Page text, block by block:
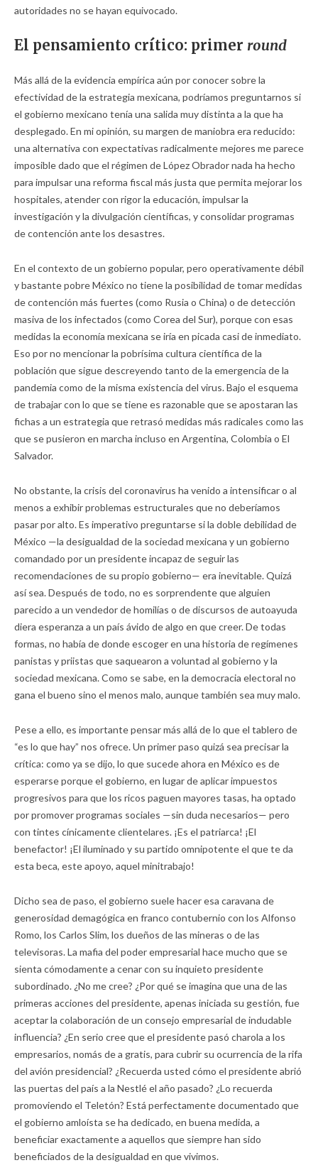
autoridades no se hayan equivocado.
El pensamiento crítico: primer round
Más allá de la evidencia empírica aún por conocer sobre la
efectividad de la estrategia mexicana, podríamos preguntarnos si
el gobierno mexicano tenía una salida muy distinta a la que ha
desplegado. En mi opinión, su margen de maniobra era reducido:
una alternativa con expectativas radicalmente mejores me parece
imposible dado que el régimen de López Obrador nada ha hecho
para impulsar una reforma fiscal más justa que permita mejorar los
hospitales, atender con rigor la educación, impulsar la
investigación y la divulgación científicas, y consolidar programas
de contención ante los desastres.
En el contexto de un gobierno popular, pero operativamente débil
y bastante pobre México no tiene la posibilidad de tomar medidas
de contención más fuertes (como Rusia o China) o de detección
masiva de los infectados (como Corea del Sur), porque con esas
medidas la economía mexicana se iría en picada casi de inmediato.
Eso por no mencionar la pobrísima cultura científica de la
población que sigue descreyendo tanto de la emergencia de la
pandemia como de la misma existencia del virus. Bajo el esquema
de trabajar con lo que se tiene es razonable que se apostaran las
fichas a un estrategia que retrasó medidas más radicales como las
que se pusieron en marcha incluso en Argentina, Colombia o El
Salvador.
No obstante, la crisis del coronavirus ha venido a intensificar o al
menos a exhibir problemas estructurales que no deberíamos
pasar por alto. Es imperativo preguntarse si la doble debilidad de
México —la desigualdad de la sociedad mexicana y un gobierno
comandado por un presidente incapaz de seguir las
recomendaciones de su propio gobierno— era inevitable. Quizá
así sea. Después de todo, no es sorprendente que alguien
parecido a un vendedor de homilías o de discursos de autoayuda
diera esperanza a un país ávido de algo en que creer. De todas
formas, no había de donde escoger en una historia de regímenes
panistas y priistas que saquearon a voluntad al gobierno y la
sociedad mexicana. Como se sabe, en la democracia electoral no
gana el bueno sino el menos malo, aunque también sea muy malo.
Pese a ello, es importante pensar más allá de lo que el tablero de
“es lo que hay” nos ofrece. Un primer paso quizá sea precisar la
crítica: como ya se dijo, lo que sucede ahora en México es de
esperarse porque el gobierno, en lugar de aplicar impuestos
progresivos para que los ricos paguen mayores tasas, ha optado
por promover programas sociales —sin duda necesarios— pero
con tintes cínicamente clientelares. ¡Es el patriarca! ¡El
benefactor! ¡El iluminado y su partido omnipotente el que te da
esta beca, este apoyo, aquel minitrabajo!
Dicho sea de paso, el gobierno suele hacer esa caravana de
generosidad demagógica en franco contubernio con los Alfonso
Romo, los Carlos Slim, los dueños de las mineras o de las
televisoras. La mafia del poder empresarial hace mucho que se
sienta cómodamente a cenar con su inquieto presidente
subordinado. ¿No me cree? ¿Por qué se imagina que una de las
primeras acciones del presidente, apenas iniciada su gestión, fue
aceptar la colaboración de un consejo empresarial de indudable
influencia? ¿En serio cree que el presidente pasó charola a los
empresarios, nomás de a gratis, para cubrir su ocurrencia de la rifa
del avión presidencial? ¿Recuerda usted cómo el presidente abrió
las puertas del país a la Nestlé el año pasado? ¿Lo recuerda
promoviendo el Teletón? Está perfectamente documentado que
el gobierno amloísta se ha dedicado, en buena medida, a
beneficiar exactamente a aquellos que siempre han sido
beneficiados de la desigualdad en que vivimos.